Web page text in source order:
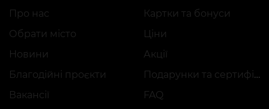
Про нас
Обрати місто
Новини
Благодійні проєкти
Вакансії
Картки та бонуси
Ціни
Акції
Подарунки та сертифікати
FAQ